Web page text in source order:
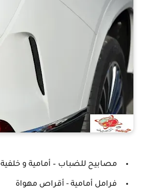
مصابيح للضباب – أمامية و خلفية
فرامل أمامية - أقراص مهواة